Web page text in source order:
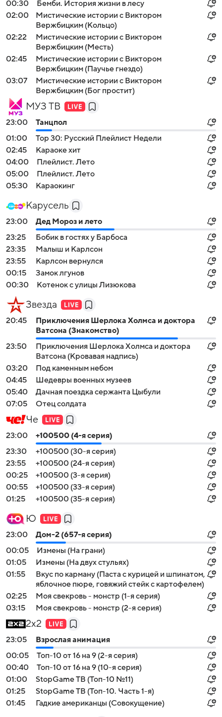
00:30
Бемби. История жизни в лесу
02:00
Мистические истории с Виктором
Вержбицким (Кольцо)
02:22
Мистические истории с Виктором
Вержбицким (Месть)
02:45
Мистические истории с Виктором
Вержбицким (Паучье гнездо)
03:07
Мистические истории с Виктором
Вержбицким (Бог простит)
МУЗ ТВ
23:00
Танцпол
01:00
Top 30: Русский Плейлист Недели
02:45
Караоке хит
04:00
Плейлист. Лето
05:00
Плейлист. Лето
05:30
Караокинг
Карусель
23:00
Дед Мороз и лето
23:25
Бобик в гостях у Барбоса
23:35
Малыш и Карлсон
23:55
Карлсон вернулся
00:15
Замок лгунов
00:30
Котенок с улицы Лизюкова
Звезда
20:45
Приключения Шерлока Холмса и доктора
Ватсона (Знакомство)
23:50
Приключения Шерлока Холмса и доктора
Ватсона (Кровавая надпись)
03:20
Под каменным небом
04:45
Шедевры военных музеев
05:40
Дачная поездка сержанта Цыбули
07:05
Отец солдата
Че
23:00
+100500 (4-я серия)
23:30
+100500 (30-я серия)
23:55
+100500 (24-я серия)
00:25
+100500 (3-я серия)
00:55
+100500 (33-я серия)
01:25
+100500 (35-я серия)
Ю
23:00
Дом-2 (657-я серия)
00:05
Измены (На грани)
01:05
Измены (На двух стульях)
01:55
Вкус по карману (Паста с курицей и шпинатом,
яблочное пюре, говяжий стейк с картофелем)
02:25
Моя свекровь - монстр (1-я серия)
03:15
Моя свекровь - монстр (2-я серия)
2x2
23:05
Взрослая анимация
00:05
Топ-10 от 16 на 9 (2-я серия)
00:40
Топ-10 от 16 на 9 (10-я серия)
01:00
StopGame ТВ (Топ-10 №11)
01:25
StopGame ТВ (Топ-10. Часть 1-я)
01:45
Гадкие американцы (Совокущение)